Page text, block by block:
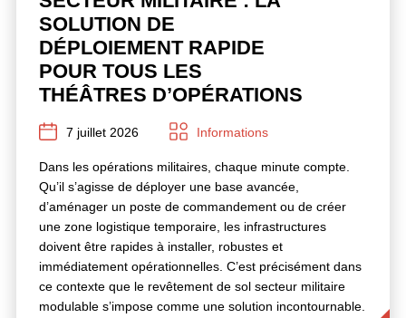
SOLUTION DE
DÉPLOIEMENT RAPIDE
POUR TOUS LES
THÉÂTRES D’OPÉRATIONS
7 juillet 2026 Informations
Dans les opérations militaires, chaque minute compte.
Qu’il s’agisse de déployer une base avancée,
d’aménager un poste de commandement ou de créer
une zone logistique temporaire, les infrastructures
doivent être rapides à installer, robustes et
immédiatement opérationnelles. C’est précisément dans
ce contexte que le revêtement de sol secteur militaire
modulable s’impose comme une solution incontournable.